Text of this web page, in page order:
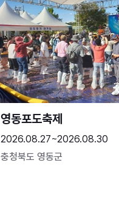
영동포도축제
2026.08.27~2026.08.30
충청북도 영동군